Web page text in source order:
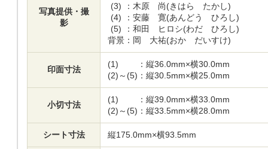
写真提供・撮
影
(3)
：木原 尚(きはら たかし)
(4)
：安藤 寛(あんどう ひろし)
(5)
：和田 ヒロシ(わだ ひろし)
背景 ：岡 大祐(おか だいすけ)
印面寸法
(1)
：縦36.0mm×横30.0mm
(2)～(5) ：縦30.5mm×横25.0mm
小切寸法
(1)
：縦39.0mm×横33.0mm
(2)～(5) ：縦33.5mm×横28.0mm
シート寸法 縦175.0mm×横93.5mm